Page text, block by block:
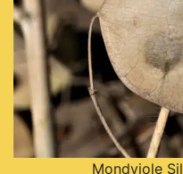
Mondviole